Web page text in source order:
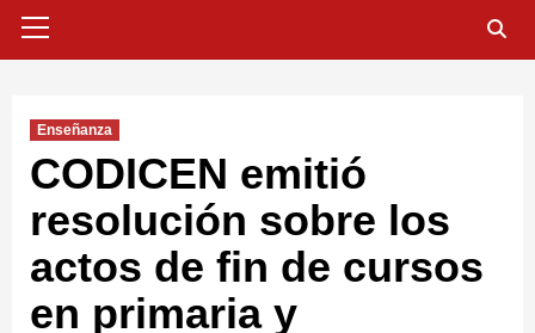
primario
Enseñanza
CODICEN emitió
resolución sobre los
actos de fin de cursos
en primaria y